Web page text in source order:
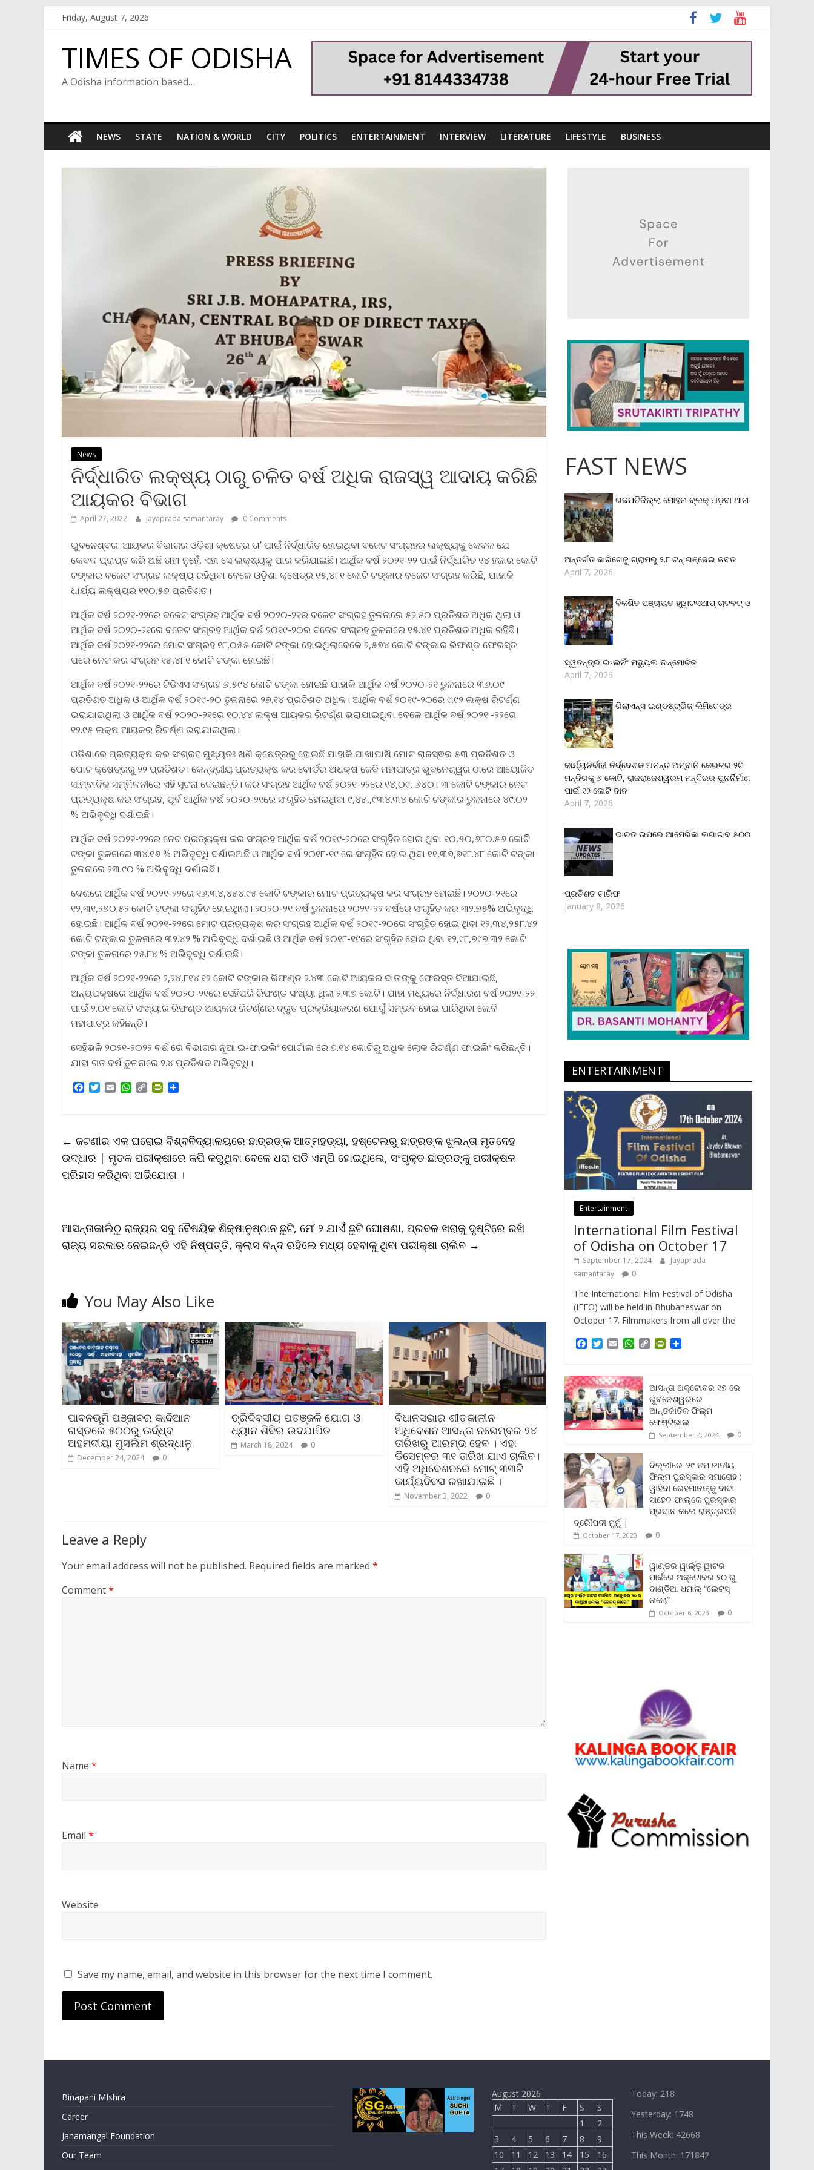
Friday, August 7, 2026
TIMES OF ODISHA
A Odisha information based…
NEWS STATE NATION & WORLD CITY POLITICS ENTERTAINMENT INTERVIEW LITERATURE LIFESTYLE BUSINESS
News
ନିର୍ଦ୍ଧାରିତ ଲକ୍ଷ୍ୟ ଠାରୁ ଚଳିତ ବର୍ଷ ଅଧିକ ରାଜସ୍ୱ ଆଦାୟ କରିଛି
ଆୟକର ବିଭାଗ
April 27, 2022 Jayaprada samantaray 0 Comments
ଭୁବନେଶ୍ବର: ଆୟକର ବିଭାଗର ଓଡ଼ିଶା କ୍ଷେତ୍ର ତା’ ପାଇଁ ନିର୍ଦ୍ଧାରିତ ହୋଇଥିବା ବଜେଟ ସଂଗ୍ରହର ଲକ୍ଷ୍ୟକୁ କେବଳ ଯେ
କେବଳ ପ୍ରାପ୍ତ କରି ଅଛି ତାହା ନୁହେଁ, ଏହା ସେ ଲକ୍ଷ୍ୟକୁ ପାର କରିଯାଇଛି। ଆର୍ଥିକ ବର୍ଷ ୨୦୨୧-୨୨ ପାଇଁ ନିର୍ଦ୍ଧାରିତ ୧୪ ହଜାର କୋଟି
ଟଙ୍କାର ବଜେଟ ସଂଗ୍ରହ ଲକ୍ଷ୍ୟ ରହିଥିବା ବେଳେ ଓଡ଼ିଶା କ୍ଷେତ୍ର ୧୫,୪୮୧ କୋଟି ଟଙ୍କାର ବଜେଟ ସଂଗ୍ରହ କରିଛି, ଯାହାକି
ଧାର୍ଯ୍ୟ ଲକ୍ଷ୍ୟର ୧୧୦.୫୭ ପ୍ରତିଶତ।
ଆର୍ଥିକ ବର୍ଷ ୨୦୨୧-୨୨ରେ ବଜେଟ ସଂଗ୍ରହ ଆର୍ଥିକ ବର୍ଷ ୨୦୨୦-୨୧ର ବଜେଟ ସଂଗ୍ରହ ତୁଳନାରେ ୫୨.୫୦ ପ୍ରତିଶତ ଅଧିକ ଥିଲା ଓ
ଆର୍ଥିକ ବର୍ଷ ୨୦୨୦-୨୧ରେ ବଜେଟ ସଂଗ୍ରହ ଆର୍ଥିକ ବର୍ଷ ୨୦୧୯-୨୦ର ବଜେଟ ସଂଗ୍ରହ ତୁଳନାରେ ୧୫.୪୧ ପ୍ରତିଶତ ଅଧିକ ରହିଛି।
ଆର୍ଥିକ ବର୍ଷ ୨୦୨୧-୨୨ରେ ମୋଟ ସଂଗ୍ରହ ୧୮,୦୫୫ କୋଟି ଟଙ୍କା ହୋଇଥିଲାବେଳେ ୨,୫୭୪ କୋଟି ଟଙ୍କାର ରିଫଣ୍ଡ ଫେରସ୍ତ
ପରେ ନେଟ କର ସଂଗ୍ରହ ୧୫,୪୮୧ କୋଟି ଟଙ୍କା ହୋଇଛି।
ଆର୍ଥିକ ବର୍ଷ ୨୦୨୧-୨୨ରେ ଟିଡିଏସ ସଂଗ୍ରହ ୬,୫୯୪ କୋଟି ଟଙ୍କା ହୋଇଛି ଯାହାକି ଆର୍ଥିକ ବର୍ଷ ୨୦୨୦-୨୧ ତୁଳନାରେ ୩୬.୦୯
ପ୍ରତିଶତ ଅଧିକ ଓ ଆର୍ଥିକ ବର୍ଷ ୨୦୧୯-୨୦ ତୁଳନାରେ ୨୭.୧୪ ପ୍ରତିଶତ ଅଧିକ। ଆର୍ଥିକ ବର୍ଷ ୨୦୧୯-୨୦ରେ ୯.୯୨ ଲକ୍ଷ ରିଟର୍ଣ୍ଣ
ଭରାଯାଇଥିଲା ଓ ଆର୍ଥିକ ବର୍ଷ ୨୦୨୦-୨୧ରେ ୧୦.୪୪ ଲକ୍ଷ ଆୟକର ରିଟର୍ଣ୍ଣ ଭରାଯାଇଥିବା ବେଳେ ଆର୍ଥିକ ବର୍ଷ ୨୦୨୧ -୨୨ରେ
୧୨.୯୫ ଲକ୍ଷ ଆୟକର ରିଟର୍ଣ୍ଣ ଭରାଯାଇଥିଲା।
ଓଡ଼ିଶାରେ ପ୍ରତ୍ୟକ୍ଷ କର ସଂଗ୍ରହ ମୁଖ୍ୟତଃ ଖଣି କ୍ଷେତ୍ରରୁ ହୋଇଛି ଯାହାକି ପାଖାପାଖି ମୋଟ ରାଜସ୍ଵର ୫୩ ପ୍ରତିଶତ ଓ
ପୋଟ କ୍ଷେତ୍ରରୁ ୨୨ ପ୍ରତିଶତ। କେନ୍ଦ୍ରୀୟ ପ୍ରତ୍ୟକ୍ଷ କର ବୋର୍ଡର ଅଧକ୍ଷ ଜେବି ମହାପାତ୍ର ଭୁବନେଶ୍ୱର ଠାରେ ଆୟୋଜିତ
ସାମ୍ବାଦିକ ସମ୍ମିଳନୀରେ ଏହି ସୂଚନା ଦେଇଛନ୍ତି। କର ସଂଗ୍ରହ ଆର୍ଥିକ ବର୍ଷ ୨୦୨୧-୨୨ରେ ୧୪,୦୯, ୬୪୦.୮୩ କୋଟି ଟଙ୍କାର ନେଟ
ପ୍ରତ୍ୟକ୍ଷ କର ସଂଗ୍ରହ, ପୂର୍ବ ଆର୍ଥିକ ବର୍ଷ ୨୦୨୦-୨୧ରେ ସଂଗୃହିତ ହୋଇଥିବା ୯,୪୫,,୯୩୪.୩୪ କୋଟି ଟଙ୍କାର ତୁଳନାରେ ୪୯.୦୨
% ଅଭିବୃଦ୍ଧି ଦର୍ଶାଇଛି।
ଆର୍ଥିକ ବର୍ଷ ୨୦୨୧-୨୨ରେ ନେଟ ପ୍ରତ୍ୟକ୍ଷ କର ସଂଗ୍ରହ ଆର୍ଥିକ ବର୍ଷ ୨୦୧୯-୨୦ରେ ସଂଗୃହିତ ହୋଇ ଥିବା ୧୦,୫୦,୬୮୦.୫୬ କୋଟି
ଟଙ୍କା ତୁଳନାରେ ୩୪.୧୬ % ଅଭିବୃଦ୍ଧି ଦର୍ଶାଇଅଛି ଓ ଆର୍ଥିକ ବର୍ଷ ୨୦୧୮-୧୯ ରେ ସଂଗୃହିତ ହୋଇ ଥିବା ୧୧,୩୭,୭୧୮.୪୮ କୋଟି ଟଙ୍କା
ତୁଳନାରେ ୨୩.୯୦ % ଅଭିବୃଦ୍ଧି ଦର୍ଶାଇଛି।
ଦେଶରେ ଆର୍ଥିକ ବର୍ଷ ୨୦୨୧-୨୨ରେ ୧୬,୩୪,୪୫୪.୯୫ କୋଟି ଟଙ୍କାର ମୋଟ ପ୍ରତ୍ୟକ୍ଷ କର ସଂଗ୍ରହ ହୋଇଛି। ୨୦୨୦-୨୧ରେ
୧୨,୩୧,୨୭୦.୫୨ କୋଟି ଟଙ୍କା ସଂଗୃହିତ ହୋଇଥିଲା। ୨୦୨୦-୨୧ ବର୍ଷ ତୁଳନାରେ ୨୦୨୧-୨୨ ବର୍ଷରେ ସଂଗୃହିତ କର ୩୨.୭୫% ଅଭିବୃଦ୍ଧି
ହୋଇଛି। ଆର୍ଥିକ ବର୍ଷ ୨୦୨୧-୨୨ରେ ମୋଟ ପ୍ରତ୍ୟକ୍ଷ କର ସଂଗ୍ରହ ଆର୍ଥିକ ବର୍ଷ ୨୦୧୯-୨୦ରେ ସଂଗୃହିତ ହୋଇ ଥିବା ୧୨,୩୪,୨୫୮.୪୨
କୋଟି ଟଙ୍କାର ତୁଳନାରେ ୩୨.୪୨ % ଅଭିବୃଦ୍ଧି ଦର୍ଶାଇଛି ଓ ଆର୍ଥିକ ବର୍ଷ ୨୦୧୮-୧୯ରେ ସଂଗୃହିତ ହୋଇ ଥିବା ୧୨,୯୮,୭୯୭.୩୨ କୋଟି
ଟଙ୍କା ତୁଳନାରେ ୨୫.୮୪ % ଅଭିବୃଦ୍ଧି ଦର୍ଶାଇଛି।
ଆର୍ଥିକ ବର୍ଷ ୨୦୨୧-୨୨ରେ ୨,୨୪,୮୧୪.୧୨ କୋଟି ଟଙ୍କାର ରିଫଣ୍ଡ ୨.୪୩ କୋଟି ଆୟକର ଦାତାଙ୍କୁ ଫେରସ୍ତ ଦିଆଯାଇଛି,
ଅନ୍ୟପକ୍ଷରେ ଆର୍ଥିକ ବର୍ଷ ୨୦୨୦-୨୧ରେ ସେହିପରି ରିଫଣ୍ଡ ସଂଖ୍ୟା ଥିଲା ୨.୩୭ କୋଟି। ଯାହା ମଧ୍ୟରେ ନିର୍ଦ୍ଧାରଣ ବର୍ଷ ୨୦୨୧-୨୨
ପାଇଁ ୨.୦୧ କୋଟି ସଂଖ୍ୟାର ରିଫଣ୍ଡ ଆୟକର ରିଟର୍ଣ୍ଣର ଦ୍ରୁତ ପ୍ରକ୍ରିୟାକରଣ ଯୋଗୁଁ ସମ୍ଭବ ହୋଇ ପାରିଥିବା ଜେ.ବି
ମହାପାତ୍ର କହିଛନ୍ତି।
ସେହିଭଳି ୨୦୨୧-୨୦୨୨ ବର୍ଷ ରେ ବିଭାଗର ନୂଆ ଇ-ଫାଇଲିଂ ପୋର୍ଟାଲ ରେ ୭.୧୪ କୋଟିରୁ ଅଧିକ ଲୋକ ରିଟର୍ଣ୍ଣ ଫାଇଲିଂ କରିଛନ୍ତି।
ଯାହା ଗତ ବର୍ଷ ତୁଳନାରେ ୨.୪ ପ୍ରତିଶତ ଅଭିବୃଦ୍ଧି।
o
o
k
T
e
r
E
W
A
p
p
C
i
n
k
P
F
r
i
e
← ଜଟଣୀର ଏକ ଘରୋଇ ବିଶ୍ବବିଦ୍ୟାଳୟରେ ଛାତ୍ରଙ୍କ ଆତ୍ମହତ୍ୟା, ହଷ୍ଟେଲରୁ ଛାତ୍ରଙ୍କ ଝୁଲନ୍ତା ମୃତଦେହ
ଉଦ୍ଧାର | ମୃତକ ପରୀକ୍ଷାରେ କପି କରୁଥିବା ବେଳେ ଧରା ପଡି ଏମ୍‌ପି ହୋଇଥିଲେ, ସଂପୃକ୍ତ ଛାତ୍ରଙ୍କୁ ପରୀକ୍ଷକ
ପରିହାସ କରିଥିବା ଅଭିଯୋଗ ।
ଆସନ୍ତାକାଲିଠୁ ରାଜ୍ୟର ସବୁ ବୈଷୟିକ ଶିକ୍ଷାନୁଷ୍ଠାନ ଛୁଟି, ମେ’ ୨ ଯାଏଁ ଛୁଟି ଘୋଷଣା, ପ୍ରବଳ ଖରାକୁ ଦୃଷ୍ଟିରେ ରଖି
ରାଜ୍ୟ ସରକାର ନେଇଛନ୍ତି ଏହି ନିଷ୍ପତ୍ତି, କ୍ଲାସ ବନ୍ଦ ରହିଲେ ମଧ୍ୟ ହେବାକୁ ଥିବା ପରୀକ୍ଷା ଚାଲିବ →
You May Also Like
ପାବନଭୂମି ପଞ୍ଜାବର କାଦିଆନ
ଗସ୍ତରେ ୫୦୦ରୁ ଊର୍ଦ୍ଧ୍ବ
ଅହମଦୀୟା ମୁସଲିମ ଶ୍ରଦ୍ଧାଳୁ
December 24, 2024 0
ତ୍ରିଦିବସୀୟ ପତଞ୍ଜଳି ଯୋଗ ଓ
ଧ୍ୟାନ ଶିବିର ଉଦଯାପିତ
March 18, 2024 0
ବିଧାନସଭାର ଶୀତକାଳୀନ
ଅଧିବେଶନ ଆସନ୍ତା ନଭେମ୍ବର ୨୪
ତାରିଖରୁ ଆରମ୍ଭ ହେବ । ଏହା
ଡିସେମ୍ବର ୩୧ ତାରିଖ ଯାଏ ଚାଲିବ।
ଏହି ଅଧିବେଶନରେ ମୋଟ୍‌ ୩୩ଟି
କାର୍ଯ୍ୟଦିବସ ରଖାଯାଇଛି ।
November 3, 2022 0
Leave a Reply
Your email address will not be published. Required fields are marked *
Comment*
Name *
Email *
Website
Save my name, email, and website in this browser for the next time I comment.
FAST NEWS
ଗଜପତିଜିଲ୍ଲା ମୋହନା ବ୍ଲକ୍‌ ଅଡ଼ବା ଥାନା
ଅନ୍ତର୍ଗତ କାରିଗେଜୁ ଗ୍ରାମରୁ ୨.୮ ଟନ୍ ଗଞ୍ଜେଇ ଜବତ
April 7, 2026
ବିକଶିତ ପଞ୍ଚାୟତ ହ୍ୱାଟସଆପ୍ ଚାଟବଟ୍ ଓ
ସ୍ୱତନ୍ତ୍ର ଇ-ଲର୍ନିଂ ମଡ୍ୟୁଲ ଉନ୍ମୋଚିତ
April 7, 2026
ରିଲାଏନ୍‌ସ ଇଣ୍ଡଷ୍ଟ୍ରିଜ୍ ଲିମିଟେଡ୍‌ର
କାର୍ଯ୍ୟନିର୍ବାହୀ ନିର୍ଦ୍ଦେଶକ ଅନନ୍ତ ଅମ୍ବାନି କେରଳର ୨ଟି
ମନ୍ଦିରକୁ ୬ କୋଟି, ରାଜରାଜେଶ୍ୱରମ ମନ୍ଦିରର ପୁନର୍ନିର୍ମାଣ
ପାଇଁ ୧୨ କୋଟି ଦାନ
April 7, 2026
ଭାରତ ଉପରେ ଆମେରିକା ଲଗାଇବ ୫୦୦
ପ୍ରତିଶତ ଟାରିଫ
January 8, 2026
ENTERTAINMENT
Entertainment
International Film Festival
of Odisha on October 17
September 17, 2024
Jayaprada
samantaray
0
The International Film Festival of Odisha
(IFFO) will be held in Bhubaneswar on
October 17. Filmmakers from all over the
e
b
o
o
k
T
t
t
e
r
E
i
l
W
t
s
A
p
p
C
L
i
n
k
P
t
F
r
i
e
n
l
y
e
ଆସନ୍ତା ଅକ୍ଟୋବର ୧୭ ରେ
ଭୁବନେଶ୍ୱରରେ
ଆନ୍ତର୍ଜାତିକ ଫିଲ୍ମ
ଫେଷ୍ଟିଭାଲ
September 4, 2024 0
ଦିଲ୍ଲୀରେ ୬୯ ତମ ଜାତୀୟ
ଫିଲ୍ମ ପୁରସ୍କାର ସମାରୋହ ;
ୱାହିଦା ରେହମାନଙ୍କୁ ଦାଦା
ସାହେବ ଫାଲ୍‌କେ ପୁରସ୍କାର
ପ୍ରଦାନ କଲେ ରାଷ୍ଟ୍ରପତି
ଦ୍ରୌପଦୀ ମୁର୍ମୁ |
October 17, 2023 0
ୱାଣ୍ଡର ୱାର୍ଲ୍‌ଡ଼ ୱାଟର
ପାର୍କରେ ଅକ୍ଟୋବର ୨୦ ରୁ
ଦାଣ୍ଡିଆ ଧମାଲ୍ “ଲେଟସ୍
ନାଚୋ”
October 6, 2023 0
Binapani MIshra
Career
Janamangal Foundation
Our Team
August 2026
M
T W T F S
S
1
2
3
4 5 6 7 8
9
10
11 12 13 14 15
16
Today: 218
Yesterday: 1748
This Week: 42668
This Month: 171842